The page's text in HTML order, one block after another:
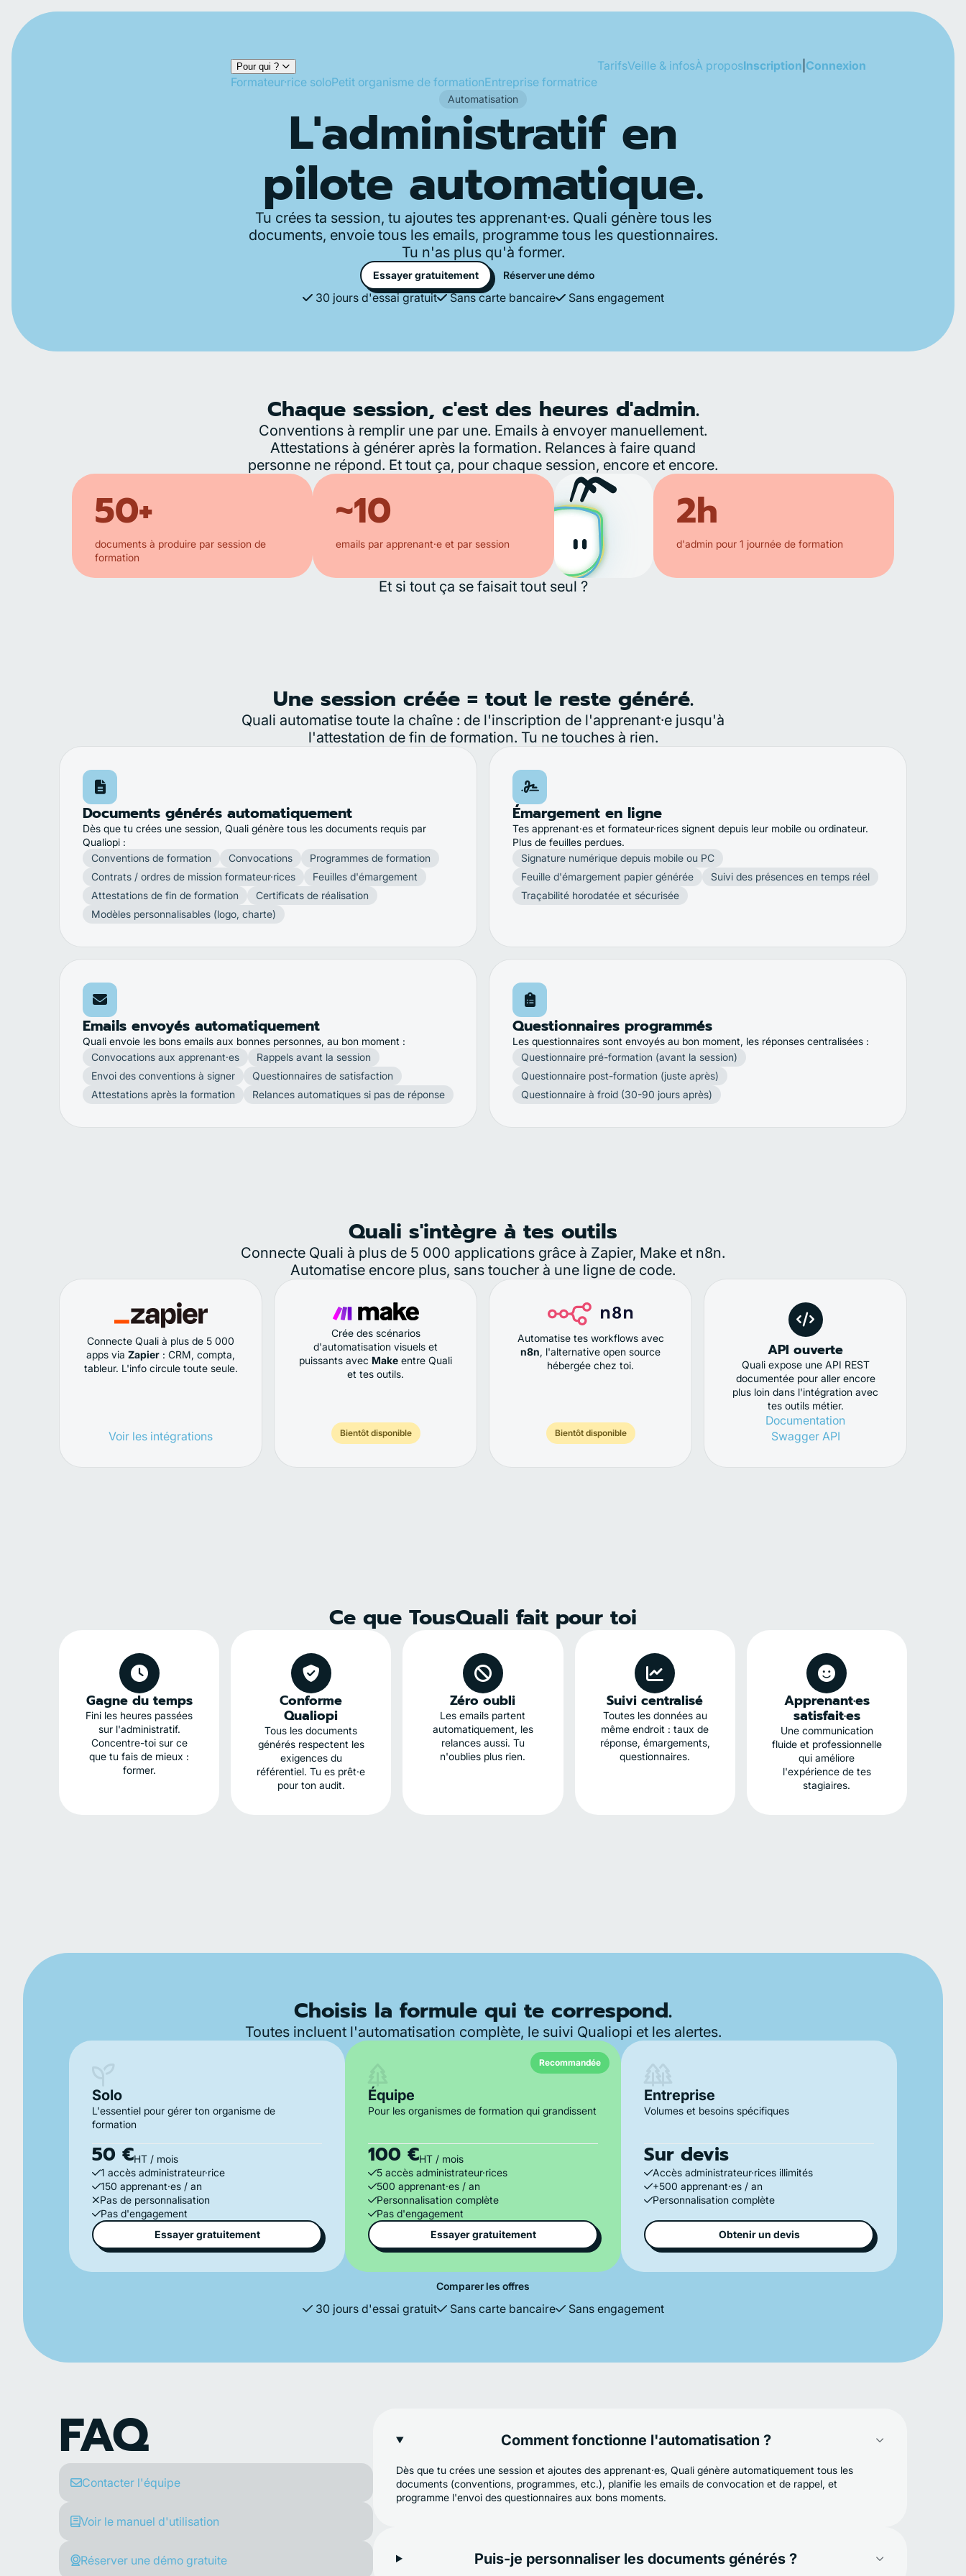
Pour qui ?
Formateur·rice soloPetit organisme de formationEntreprise formatrice
TarifsVeille & infosÀ proposInscription Connexion
Automatisation
L'administratif en
pilote automatique.
Tu crées ta session, tu ajoutes tes apprenant·es. Quali génère tous les
documents, envoie tous les emails, programme tous les questionnaires.
Tu n'as plus qu'à former.
Essayer gratuitement Réserver une démo
30 jours d'essai gratuit Sans carte bancaire Sans engagement
Chaque session, c'est des heures d'admin.
Conventions à remplir une par une. Emails à envoyer manuellement.
Attestations à générer après la formation. Relances à faire quand
personne ne répond. Et tout ça, pour chaque session, encore et encore.
50+
documents à produire par session de
formation
~10
emails par apprenant·e et par session
2h
d'admin pour 1 journée de formation
Et si tout ça se faisait tout seul ?
Une session créée = tout le reste généré.
Quali automatise toute la chaîne : de l'inscription de l'apprenant·e jusqu'à
l'attestation de fin de formation. Tu ne touches à rien.
Documents générés automatiquement
Dès que tu crées une session, Quali génère tous les documents requis par
Qualiopi :
Conventions de formation
Convocations
Programmes de formation
Contrats / ordres de mission formateur·rices
Feuilles d'émargement
Attestations de fin de formation
Certificats de réalisation
Modèles personnalisables (logo, charte)
Émargement en ligne
Tes apprenant·es et formateur·rices signent depuis leur mobile ou ordinateur.
Plus de feuilles perdues.
Signature numérique depuis mobile ou PC
Feuille d'émargement papier générée
Suivi des présences en temps réel
Traçabilité horodatée et sécurisée
Emails envoyés automatiquement
Quali envoie les bons emails aux bonnes personnes, au bon moment :
Convocations aux apprenant·es
Rappels avant la session
Envoi des conventions à signer
Questionnaires de satisfaction
Attestations après la formation
Relances automatiques si pas de réponse
Questionnaires programmés
Les questionnaires sont envoyés au bon moment, les réponses centralisées :
Questionnaire pré-formation (avant la session)
Questionnaire post-formation (juste après)
Questionnaire à froid (30-90 jours après)
Quali s'intègre à tes outils
Connecte Quali à plus de 5 000 applications grâce à Zapier, Make et n8n.
Automatise encore plus, sans toucher à une ligne de code.
Connecte Quali à plus de 5 000
apps via Zapier : CRM, compta,
tableur. L'info circule toute seule.
Voir les intégrations
Crée des scénarios
d'automatisation visuels et
puissants avec Make entre Quali
et tes outils.
Bientôt disponible
Automatise tes workflows avec
n8n, l'alternative open source
hébergée chez toi.
Bientôt disponible
API ouverte
Quali expose une API REST
documentée pour aller encore
plus loin dans l'intégration avec
tes outils métier.
Documentation
Swagger API
Ce que TousQuali fait pour toi
Gagne du temps
Fini les heures passées
sur l'administratif.
Concentre-toi sur ce
que tu fais de mieux :
former.
Conforme
Qualiopi
Tous les documents
générés respectent les
exigences du
référentiel. Tu es prêt·e
pour ton audit.
Zéro oubli
Les emails partent
automatiquement, les
relances aussi. Tu
n'oublies plus rien.
Suivi centralisé
Toutes les données au
même endroit : taux de
réponse, émargements,
questionnaires.
Apprenant·es
satisfait·es
Une communication
fluide et professionnelle
qui améliore
l'expérience de tes
stagiaires.
Choisis la formule qui te correspond.
Toutes incluent l'automatisation complète, le suivi Qualiopi et les alertes.
Solo
L'essentiel pour gérer ton organisme de
formation
50 €HT / mois
1 accès administrateur·rice
150 apprenant·es / an
Pas de personnalisation
Pas d'engagement
Essayer gratuitement
Recommandée
Équipe
Pour les organismes de formation qui grandissent
100 €HT / mois
5 accès administrateur·rices
500 apprenant·es / an
Personnalisation complète
Pas d'engagement
Essayer gratuitement
Entreprise
Volumes et besoins spécifiques
Sur devis
Accès administrateur·rices illimités
+500 apprenant·es / an
Personnalisation complète
Obtenir un devis
Comparer les offres
30 jours d'essai gratuit Sans carte bancaire Sans engagement
FAQ
Contacter l'équipe
Voir le manuel d'utilisation
Réserver une démo gratuite
Comment fonctionne l'automatisation ?
Dès que tu crées une session et ajoutes des apprenant·es, Quali génère automatiquement tous les
documents (conventions, programmes, etc.), planifie les emails de convocation et de rappel, et
programme l'envoi des questionnaires aux bons moments.
Puis-je personnaliser les documents générés ?